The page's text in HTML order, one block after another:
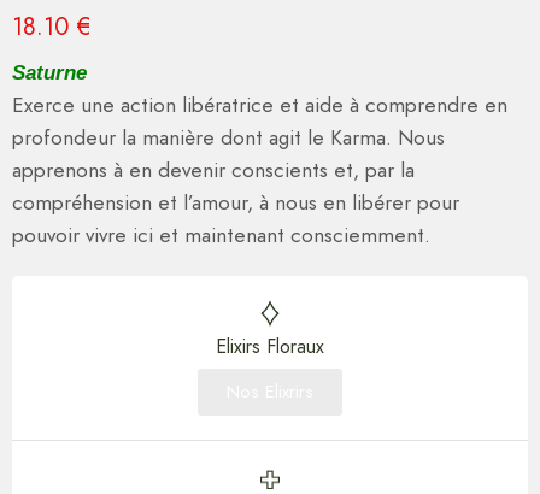
18.10 €
Saturne
Exerce une action libératrice et aide à comprendre en
profondeur la manière dont agit le Karma. Nous
apprenons à en devenir conscients et, par la
compréhension et l’amour, à nous en libérer pour
pouvoir vivre ici et maintenant consciemment.
Elixirs Floraux